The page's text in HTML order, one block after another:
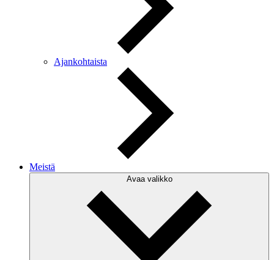
Ajankohtaista
Meistä
Avaa valikko